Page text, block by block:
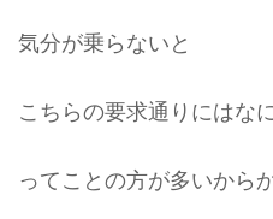
気分が乗らないと
こちらの要求通りにはな
ってことの方が多いから